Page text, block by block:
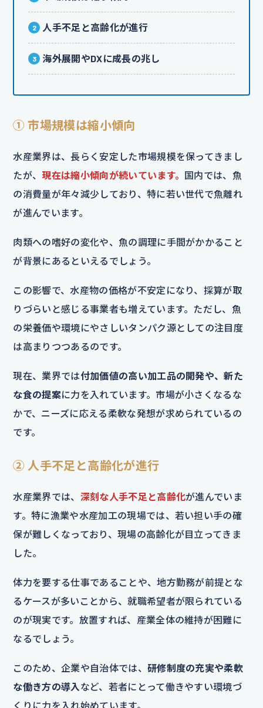
人手不足と高齢化が進行
海外展開やDXに成長の兆し
① 市場規模は縮小傾向
水産業界は、長らく安定した市場規模を保ってきまし
たが、現在は縮小傾向が続いています。 国内では、魚
の消費量が年々減少しており、特に若い世代で魚離れ
が進んでいます。
肉類への嗜好の変化や、魚の調理に手間がかかること
が背景にあるといえるでしょう。
この影響で、水産物の価格が不安定になり、採算が取
りづらいと感じる事業者も増えています。ただし、魚
の栄養価や環境にやさしいタンパク源としての注目度
は高まりつつあるのです。
現在、業界では付加価値の高い加工品の開発や、新た
な食の提案に力を入れています。市場が小さくなるな
かで、ニーズに応える柔軟な発想が求められているの
です。
② 人手不足と高齢化が進行
水産業界では、 深刻な人手不足と高齢化が進んでいま
す。特に漁業や水産加工の現場では、若い担い手の確
保が難しくなっており、現場の高齢化が目立ってきま
した。
体力を要する仕事であることや、地方勤務が前提とな
るケースが多いことから、就職希望者が限られている
のが現実です。放置すれば、産業全体の維持が困難に
なるでしょう。
このため、企業や自治体では、 研修制度の充実や柔軟
な働き方の導入など、若者にとって働きやすい環境づ
くりに力を入れ始めています。